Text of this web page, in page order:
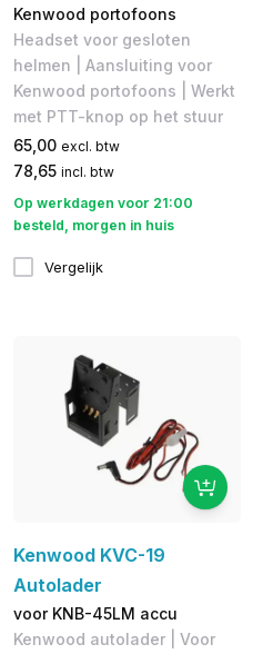
Kenwood portofoons
Headset voor gesloten
helmen | Aansluiting voor
Kenwood portofoons | Werkt
met PTT-knop op het stuur
65,00 excl. btw
78,65 incl. btw
Op werkdagen voor 21:00
besteld, morgen in huis
Vergelijk
Kenwood KVC-19
Autolader
voor KNB-45LM accu
Kenwood autolader | Voor